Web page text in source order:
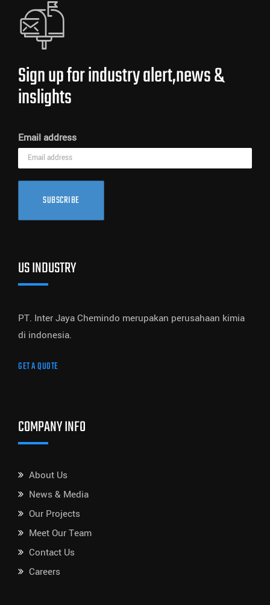
Sign up for industry alert,news &
inslights
Email address
SUBSCRIBE
US INDUSTRY
PT. Inter Jaya Chemindo merupakan perusahaan kimia
di indonesia.
GET A QUOTE
COMPANY INFO
About Us
News & Media
Our Projects
Meet Our Team
Contact Us
Careers